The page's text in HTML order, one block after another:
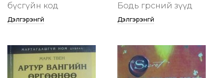
бүсгүйн код
Дэлгэрэнгүй
Бодь гөрөөсний зүүд
Дэлгэрэнгүй